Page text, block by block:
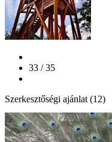
33 / 35
Szerkesztőségi ajánlat (12)